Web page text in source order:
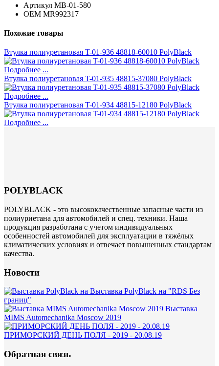
Артикул MB-01-580
ОЕМ MR992317
Похожие товары
Втулка полиуретановая T-01-936 48818-60010 PolyBlack
Подробнее ...
Втулка полиуретановая T-01-935 48815-37080 PolyBlack
Подробнее ...
Втулка полиуретановая T-01-934 48815-12180 PolyBlack
Подробнее ...
POLYBLACK
POLYBLACK - это высококачественные запасные части из
полиуриетана для автомобилей и спец. техники. Наша
продукция разработана с учетом индивидуальных
особенностей автомобилей для эксплуатации в тяжёлых
климатических условиях и отвечает повышенных стандартам
качества.
Новости
Выставка PolyBlack на "RDS Без
границ"
Выставка
MIMS Automechanika Moscow 2019
ПРИМОРСКИЙ ДЕНЬ ПОЛЯ - 2019 - 20.08.19
Обратная связь